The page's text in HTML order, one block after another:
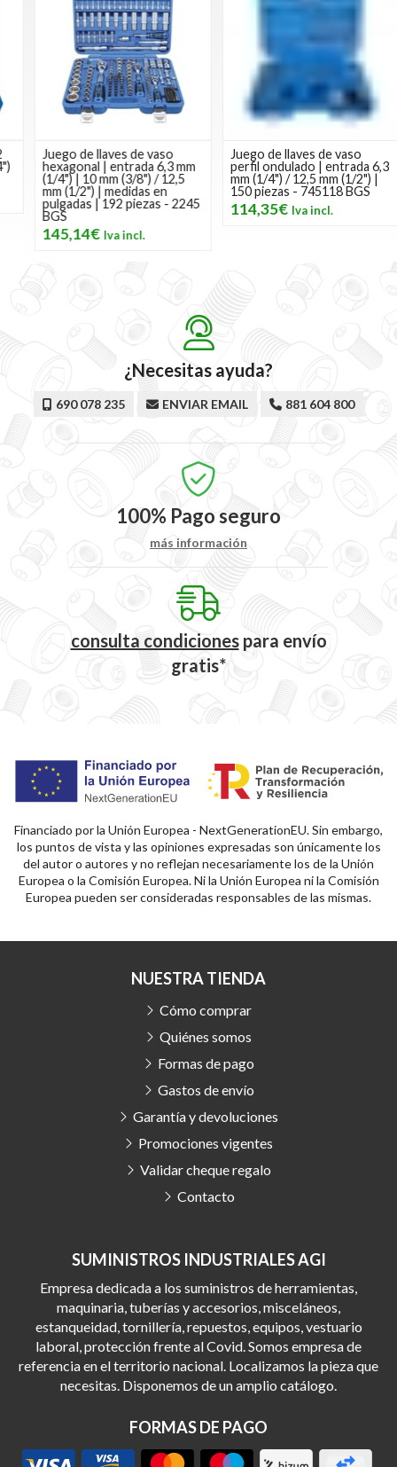
Juego de llaves de vaso
hexagonal | entrada 6,3 mm
(1/4") | 10 mm (3/8") / 12,5
mm (1/2") | medidas en
pulgadas | 192 piezas - 2245
BGS
145,14€
Juego de llaves de vaso
perfil ondulado | entrada 6,3
mm (1/4") / 12,5 mm (1/2") |
150 piezas - 745118 BGS
114,35€
¿Necesitas ayuda?
690 078 235 ENVIAR EMAIL 881 604 800
100% Pago seguro
más información
consulta condicionespara envío
gratis*
Financiado por la Unión Europea - NextGenerationEU. Sin embargo,
los puntos de vista y las opiniones expresadas son únicamente los
del autor o autores y no reflejan necesariamente los de la Unión
Europea o la Comisión Europea. Ni la Unión Europea ni la Comisión
Europea pueden ser consideradas responsables de las mismas.
SUMINISTROS INDUSTRIALES AGI
Empresa dedicada a los suministros de herramientas,
maquinaria, tuberías y accesorios, misceláneos,
estanqueidad, tornillería, repuestos, equipos, vestuario
laboral, protección frente al Covid. Somos empresa de
referencia en el territorio nacional. Localizamos la pieza que
necesitas. Disponemos de un amplio catálogo.
FORMAS DE PAGO
NUESTRA TIENDA
Cómo comprar
Quiénes somos
Formas de pago
Gastos de envío
Garantía y devoluciones
Promociones vigentes
Validar cheque regalo
Contacto